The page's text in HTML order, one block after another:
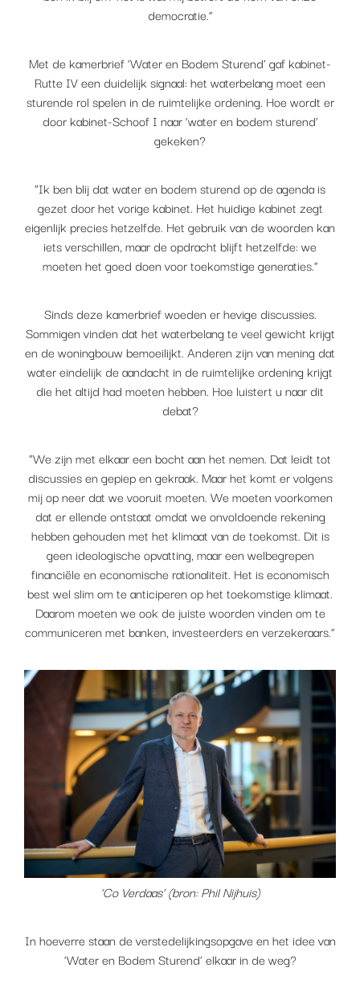
democratie.”
Met de kamerbrief ‘Water en Bodem Sturend’ gaf kabinet-
Rutte IV een duidelijk signaal: het waterbelang moet een
sturende rol spelen in de ruimtelijke ordening. Hoe wordt er
door kabinet-Schoof I naar ‘water en bodem sturend’
gekeken?
“Ik ben blij dat water en bodem sturend op de agenda is
gezet door het vorige kabinet. Het huidige kabinet zegt
eigenlijk precies hetzelfde. Het gebruik van de woorden kan
iets verschillen, maar de opdracht blijft hetzelfde: we
moeten het goed doen voor toekomstige generaties.”
Sinds deze kamerbrief woeden er hevige discussies.
Sommigen vinden dat het waterbelang te veel gewicht krijgt
en de woningbouw bemoeilijkt. Anderen zijn van mening dat
water eindelijk de aandacht in de ruimtelijke ordening krijgt
die het altijd had moeten hebben. Hoe luistert u naar dit
debat?
“We zijn met elkaar een bocht aan het nemen. Dat leidt tot
discussies en gepiep en gekraak. Maar het komt er volgens
mij op neer dat we vooruit moeten. We moeten voorkomen
dat er ellende ontstaat omdat we onvoldoende rekening
hebben gehouden met het klimaat van de toekomst. Dit is
geen ideologische opvatting, maar een welbegrepen
financiële en economische rationaliteit. Het is economisch
best wel slim om te anticiperen op het toekomstige klimaat.
Daarom moeten we ook de juiste woorden vinden om te
communiceren met banken, investeerders en verzekeraars.”
‘Co Verdaas’ (bron: Phil Nijhuis)
In hoeverre staan de verstedelijkingsopgave en het idee van
‘Water en Bodem Sturend’ elkaar in de weg?